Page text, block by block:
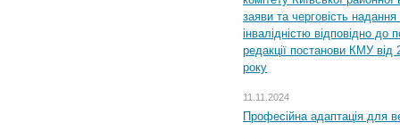
заяви та черговість надання
інвалідністю відповідно
редакції постанови КМУ
року
11.11.2024
Професійна адаптація для